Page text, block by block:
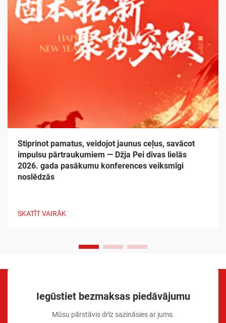
Stiprinot pamatus, veidojot jaunus ceļus, savācot
impulsu pārtraukumiem — Džja Pei divas lielās
2026. gada pasākumu konferences veiksmīgi
noslēdzās
SKATĪT VAIRĀK
Iegūstiet bezmaksas piedāvājumu
Mūsu pārstāvis drīz sazināsies ar jums.